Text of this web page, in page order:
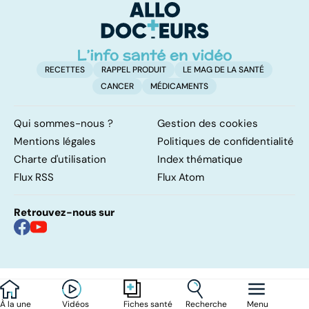
À la une Vidéos Fiches santé Recherche Menu
RECETTES RAPPEL PRODUIT
LE MAG DE LA SANTÉ
CANCER
MÉDICAMENTS
Qui sommes-nous ?
Gestion des cookies
Mentions légales
Politiques de confidentialité
Charte d'utilisation
Index thématique
Flux RSS
Flux Atom
Retrouvez-nous sur